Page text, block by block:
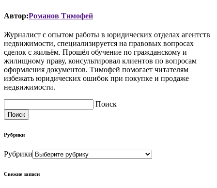
Автор:Романов Тимофей
Журналист с опытом работы в юридических отделах агентств
недвижимости, специализируется на правовых вопросах
сделок с жильём. Прошёл обучение по гражданскому и
жилищному праву, консультировал клиентов по вопросам
оформления документов. Тимофей помогает читателям
избежать юридических ошибок при покупке и продаже
недвижимости.
Поиск
Поиск
Рубрики
Рубрики
Свежие записи